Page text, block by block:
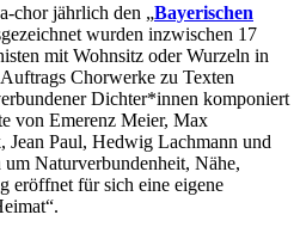
chor jährlich den „Bayerischen
wurden inzwischen 17
mit Wohnsitz oder Wurzeln in
Chorwerke zu Texten
Dichter*innen komponiert
von Emerenz Meier, Max
Jean Paul, Hedwig Lachmann und
Naturverbundenheit, Nähe,
eröffnet für sich eine eigene